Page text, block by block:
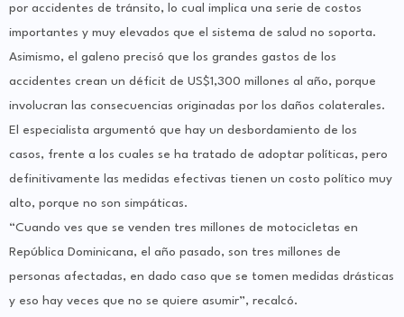
por accidentes de tránsito, lo cual implica una serie de costos
importantes y muy elevados que el sistema de salud no soporta.
Asimismo, el galeno precisó que los grandes gastos de los
accidentes crean un déficit de US$1,300 millones al año, porque
involucran las consecuencias originadas por los daños colaterales.
El especialista argumentó que hay un desbordamiento de los
casos, frente a los cuales se ha tratado de adoptar políticas, pero
definitivamente las medidas efectivas tienen un costo político muy
alto, porque no son simpáticas.
“Cuando ves que se venden tres millones de motocicletas en
República Dominicana, el año pasado, son tres millones de
personas afectadas, en dado caso que se tomen medidas drásticas
y eso hay veces que no se quiere asumir”, recalcó.